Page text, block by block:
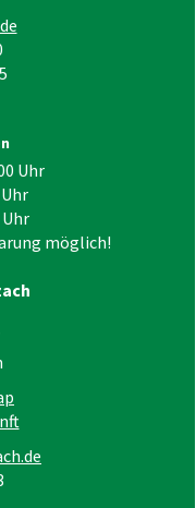
Uhr
möglich!